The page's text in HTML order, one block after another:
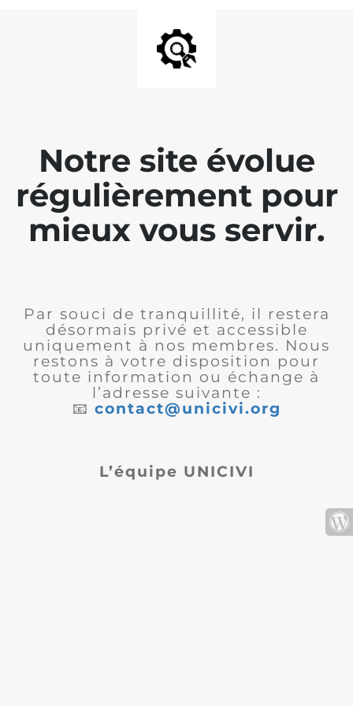
Notre site évolue
régulièrement pour
mieux vous servir.
Par souci de tranquillité, il restera
désormais privé et accessible
uniquement à nos membres. Nous
restons à votre disposition pour
toute information ou échange à
l’adresse suivante :
📧 contact@unicivi.org
L’équipe UNICIVI